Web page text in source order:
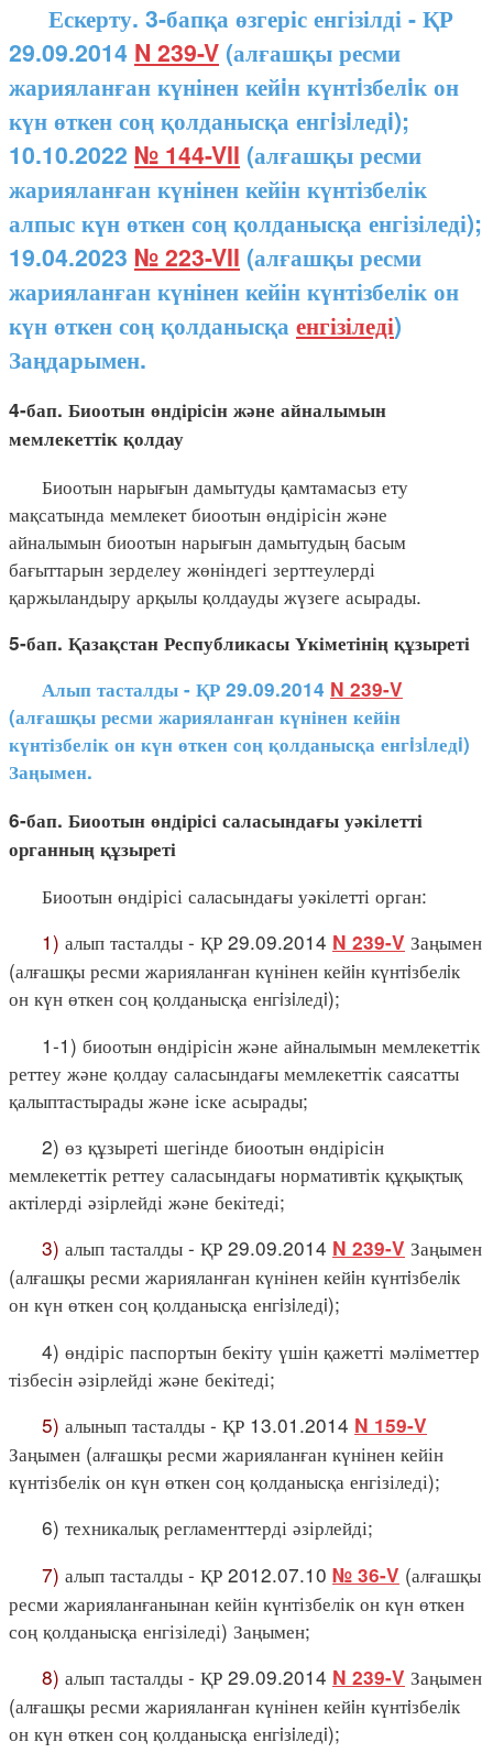
Ескерту. 3-бапқа өзгеріс енгізілді - ҚР
29.09.2014 N 239-V (алғашқы ресми
жарияланған күнінен кейiн күнтiзбелiк он
күн өткен соң қолданысқа енгiзiледi);
10.10.2022 № 144-VII (алғашқы ресми
жарияланған күнінен кейін күнтізбелік
алпыс күн өткен соң қолданысқа енгізіледі);
19.04.2023 № 223-VII (алғашқы ресми
жарияланған күнінен кейін күнтізбелік он
күн өткен соң қолданысқа енгізіледі)
Заңдарымен.
4-бап. Биоотын өндірісін және айналымын
мемлекеттік қолдау
Биоотын нарығын дамытуды қамтамасыз ету
мақсатында мемлекет биоотын өндірісін және
айналымын биоотын нарығын дамытудың басым
бағыттарын зерделеу жөніндегі зерттеулерді
қаржыландыру арқылы қолдауды жүзеге асырады.
5-бап. Қазақстан Республикасы Үкіметінің құзыреті
Алып тасталды - ҚР 29.09.2014 N 239-V
(алғашқы ресми жарияланған күнінен кейін
күнтізбелік он күн өткен соң қолданысқа енгiзiледi)
Заңымен.
6-бап. Биоотын өндірісі саласындағы уәкілетті
органның құзыреті
Биоотын өндірісі саласындағы уәкілетті орган:
1) алып тасталды - ҚР 29.09.2014 N 239-V Заңымен
(алғашқы ресми жарияланған күнінен кейiн күнтiзбелiк
он күн өткен соң қолданысқа енгiзiледi);
1-1) биоотын өндірісін және айналымын мемлекеттік
реттеу және қолдау саласындағы мемлекеттік саясатты
қалыптастырады және іске асырады;
2) өз құзыреті шегінде биоотын өндірісін
мемлекеттік реттеу саласындағы нормативтік құқықтық
актілерді әзірлейді және бекітеді;
3) алып тасталды - ҚР 29.09.2014 N 239-V Заңымен
(алғашқы ресми жарияланған күнінен кейiн күнтiзбелiк
он күн өткен соң қолданысқа енгiзiледi);
4) өндіріс паспортын бекіту үшін қажетті мәліметтер
тізбесін әзірлейді және бекітеді;
5) алынып тасталды - ҚР 13.01.2014 N 159-V
Заңымен (алғашқы ресми жарияланған күнінен кейін
күнтізбелік он күн өткен соң қолданысқа енгізіледі);
6) техникалық регламенттерді әзірлейді;
7) алып тасталды - ҚР 2012.07.10 № 36-V (алғашқы
ресми жарияланғанынан кейін күнтізбелік он күн өткен
соң қолданысқа енгізіледі) Заңымен;
8) алып тасталды - ҚР 29.09.2014 N 239-V Заңымен
(алғашқы ресми жарияланған күнінен кейiн күнтiзбелiк
он күн өткен соң қолданысқа енгiзiледi);